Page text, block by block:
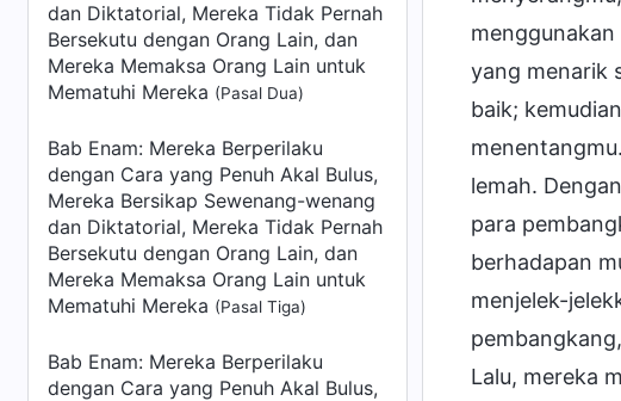
dan Diktatorial, Mereka Tidak Pernah
Bersekutu dengan Orang Lain, dan
Mereka Memaksa Orang Lain untuk
Mematuhi Mereka (Pasal Dua)
Bab Enam: Mereka Berperilaku
dengan Cara yang Penuh Akal Bulus,
Mereka Bersikap Sewenang-wenang
dan Diktatorial, Mereka Tidak Pernah
Bersekutu dengan Orang Lain, dan
Mereka Memaksa Orang Lain untuk
Mematuhi Mereka (Pasal Tiga)
Bab Enam: Mereka Berperilaku
dengan Cara yang Penuh Akal Bulus,
yang menarik
baik;
lemah.
para
berhadapan
menjelek-
Lalu, mereka